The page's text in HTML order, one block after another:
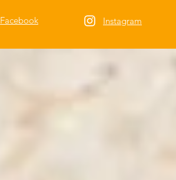
Facebook Instagram